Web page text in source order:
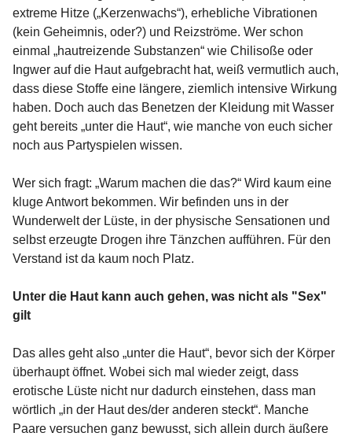
extreme Hitze („Kerzenwachs“), erhebliche Vibrationen
(kein Geheimnis, oder?) und Reizströme. Wer schon
einmal „hautreizende Substanzen“ wie Chilisoße oder
Ingwer auf die Haut aufgebracht hat, weiß vermutlich auch,
dass diese Stoffe eine längere, ziemlich intensive Wirkung
haben. Doch auch das Benetzen der Kleidung mit Wasser
geht bereits „unter die Haut“, wie manche von euch sicher
noch aus Partyspielen wissen.
Wer sich fragt: „Warum machen die das?“ Wird kaum eine
kluge Antwort bekommen. Wir befinden uns in der
Wunderwelt der Lüste, in der physische Sensationen und
selbst erzeugte Drogen ihre Tänzchen aufführen. Für den
Verstand ist da kaum noch Platz.
Unter die Haut kann auch gehen, was nicht als "Sex"
gilt
Das alles geht also „unter die Haut“, bevor sich der Körper
überhaupt öffnet. Wobei sich mal wieder zeigt, dass
erotische Lüste nicht nur dadurch einstehen, dass man
wörtlich „in der Haut des/der anderen steckt“. Manche
Paare versuchen ganz bewusst, sich allein durch äußere